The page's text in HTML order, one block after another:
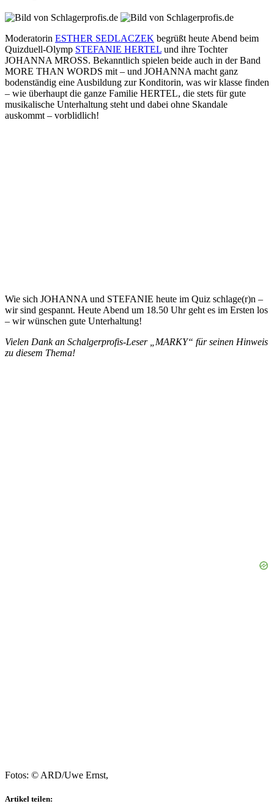
Moderatorin ESTHER SEDLACZEK begrüßt heute Abend beim
Quizduell-Olymp STEFANIE HERTEL und ihre Tochter
JOHANNA MROSS. Bekanntlich spielen beide auch in der Band
MORE THAN WORDS mit – und JOHANNA macht ganz
bodenständig eine Ausbildung zur Konditorin, was wir klasse finden
– wie überhaupt die ganze Familie HERTEL, die stets für gute
musikalische Unterhaltung steht und dabei ohne Skandale
auskommt – vorblidlich!
Wie sich JOHANNA und STEFANIE heute im Quiz schlage(r)n –
wir sind gespannt. Heute Abend um 18.50 Uhr geht es im Ersten los
– wir wünschen gute Unterhaltung!
Vielen Dank an Schalgerprofis-Leser „MARKY“ für seinen Hinweis
zu diesem Thema!
Fotos: © ARD/Uwe Ernst,
Artikel teilen: